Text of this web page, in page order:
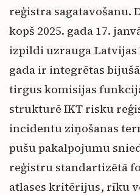
reģistra sagatavošanu.
kopš 2025. gada 17.
izpildi uzrauga Latvijas
gada ir integrētas
tirgus komisijas
strukturē IKT risku
incidentu ziņošanas
pušu pakalpojumu
reģistru standartizētā
atlases kritērijus, rīku